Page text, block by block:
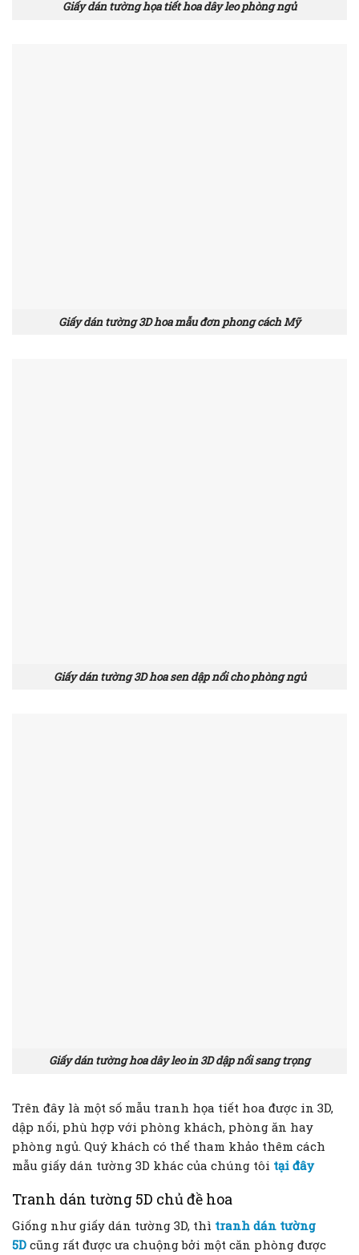
Giấy dán tường họa tiết hoa dây leo phòng ngủ
Giấy dán tường 3D hoa mẫu đơn phong cách Mỹ
Giấy dán tường 3D hoa sen dập nổi cho phòng ngủ
Giấy dán tường hoa dây leo in 3D dập nổi sang trọng
Trên đây là một số mẫu tranh họa tiết hoa được in 3D,
dập nổi, phù hợp với phòng khách, phòng ăn hay
phòng ngủ. Quý khách có thể tham khảo thêm cách
mẫu giấy dán tường 3D khác của chúng tôi tại đây
Tranh dán tường 5D chủ đề hoa
Giống như giấy dán tường 3D, thì tranh dán tường
5D cũng rất được ưa chuộng bởi một căn phòng được